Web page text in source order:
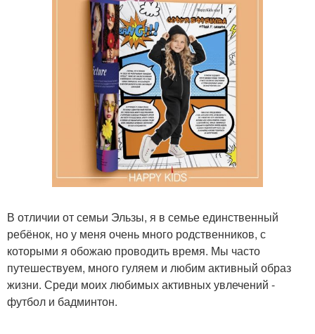
В отличии от семьи Эльзы, я в семье единственный
ребёнок, но у меня очень много родственников, с
которыми я обожаю проводить время. Мы часто
путешествуем, много гуляем и любим активный образ
жизни. Среди моих любимых активных увлечений -
футбол и бадминтон.